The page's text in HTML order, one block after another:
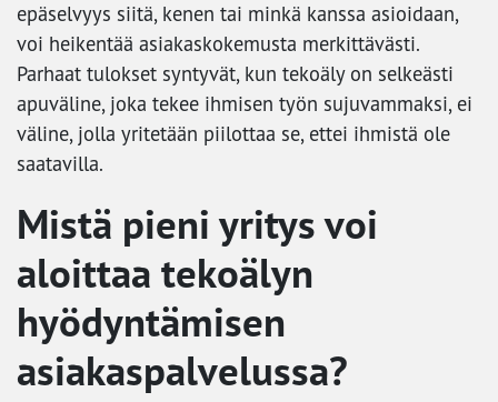
epäselvyys siitä, kenen tai minkä kanssa asioidaan,
voi heikentää asiakaskokemusta merkittävästi.
Parhaat tulokset syntyvät, kun tekoäly on selkeästi
apuväline, joka tekee ihmisen työn sujuvammaksi, ei
väline, jolla yritetään piilottaa se, ettei ihmistä ole
saatavilla.
Mistä pieni yritys voi
aloittaa tekoälyn
hyödyntämisen
asiakaspalvelussa?